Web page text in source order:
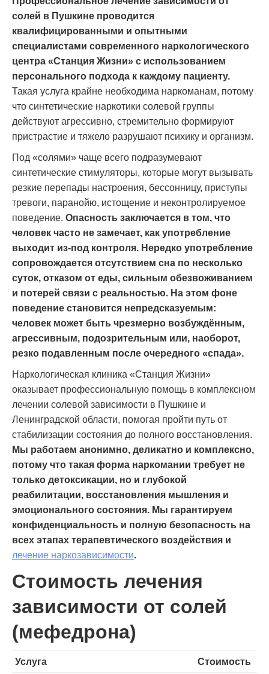
солей в Пушкине проводится
квалифицированными и опытными
специалистами современного наркологического
центра «Станция Жизни» с использованием
персонального подхода к каждому пациенту.
Такая услуга крайне необходима наркоманам, потому
что синтетические наркотики солевой группы
действуют агрессивно, стремительно формируют
пристрастие и тяжело разрушают психику и организм.
Под «солями» чаще всего подразумевают
синтетические стимуляторы, которые могут вызывать
резкие перепады настроения, бессонницу, приступы
тревоги, паранойю, истощение и неконтролируемое
поведение. Опасность заключается в том, что
человек часто не замечает, как употребление
выходит из-под контроля. Нередко употребление
сопровождается отсутствием сна по несколько
суток, отказом от еды, сильным обезвоживанием
и потерей связи с реальностью. На этом фоне
поведение становится непредсказуемым:
человек может быть чрезмерно возбуждённым,
агрессивным, подозрительным или, наоборот,
резко подавленным после очередного «спада».
Наркологическая клиника «Станция Жизни»
оказывает профессиональную помощь в комплексном
лечении солевой зависимости в Пушкине и
Ленинградской области, помогая пройти путь от
стабилизации состояния до полного восстановления.
Мы работаем анонимно, деликатно и комплексно,
потому что такая форма наркомании требует не
только детоксикации, но и глубокой
реабилитации, восстановления мышления и
эмоционального состояния. Мы гарантируем
конфиденциальность и полную безопасность на
всех этапах терапевтического воздействия и
лечение наркозависимости.
Стоимость лечения
зависимости от солей
(мефедрона)
Услуга Стоимость